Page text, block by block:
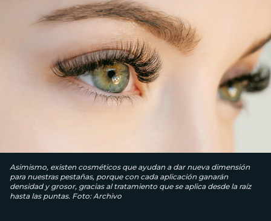
Asimismo, existen cosméticos que ayudan a dar nueva dimensión
para nuestras pestañas, porque con cada aplicación ganarán
densidad y grosor, gracias al tratamiento que se aplica desde la raíz
hasta las puntas. Foto: Archivo